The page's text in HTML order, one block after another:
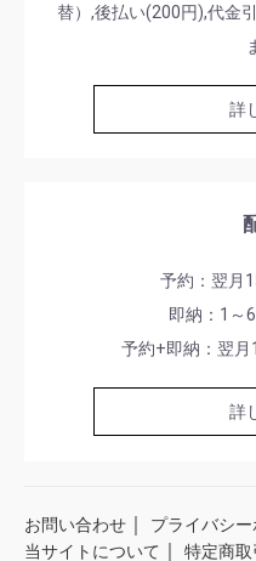
替）,後払い(200円),代金
詳
予約：翌月
即納：1～
予約+即納：翌
詳
お問い合わせ ｜ プライバシ
当サイトについて ｜ 特定商